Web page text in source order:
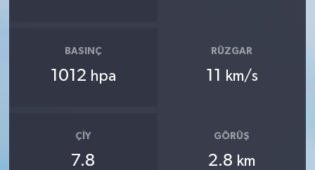
BASINÇ
1012 hpa
RÜZGAR
11 km/s
ÇIY
7.8
GÖRÜŞ
2.8 km